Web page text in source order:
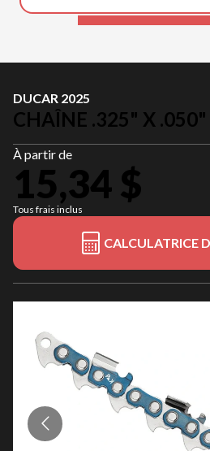
DUCAR 2025
CHAÎNE .325" X
À partir de
15,34 $
Tous frais inclus
CALCULATRICE